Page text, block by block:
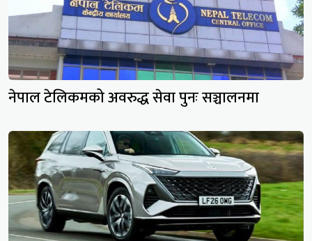
नेपाल टेलिकमको अवरुद्ध सेवा पुनः सञ्चालनमा